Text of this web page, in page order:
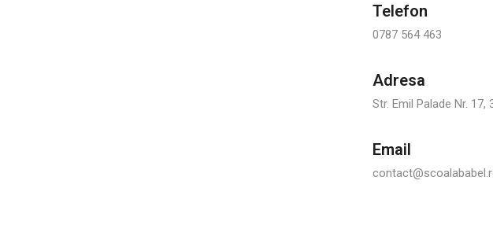
Telefon
0787 564 463
Adresa
Str. Emil Palade Nr.
Email